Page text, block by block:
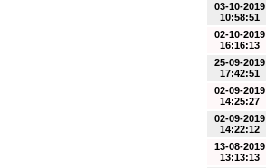
03-10-2019
10:58:51
02-10-2019
16:16:13
25-09-2019
17:42:51
02-09-2019
14:25:27
02-09-2019
14:22:12
13-08-2019
13:13:13